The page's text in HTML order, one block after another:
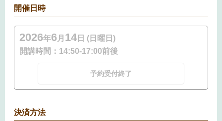
開催日時
2026年6月 14 日 (日曜日)
開講時間： 14:50-17:00前後
予約受付終了
決済方法